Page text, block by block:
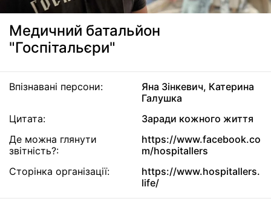
Медичний батальйон
"Госпітальєри"
Впізнавані персони:
Яна Зінкевич, Катерина
Галушка
Цитата:
Заради кожного життя
Де можна глянути
звітність?:
https://www.facebook.co
m/hospitallers
Сторінка організації:
https://www.hospitallers.
life/